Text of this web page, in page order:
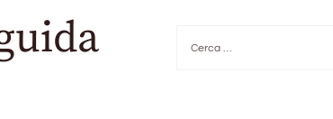
per: